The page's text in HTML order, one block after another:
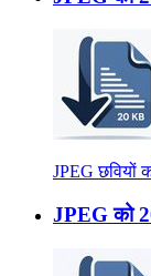
JPEG छवियों
JPEG को